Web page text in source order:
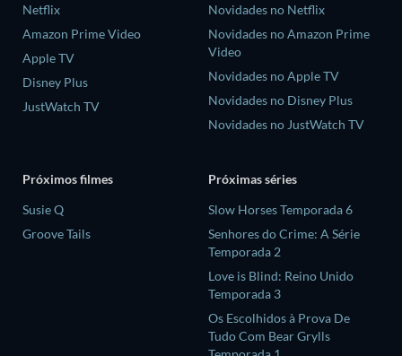
Netflix
Amazon Prime Video
Apple TV
Disney Plus
JustWatch TV
Novidades no Netflix
Novidades no Amazon Prime
Video
Novidades no Apple TV
Novidades no Disney Plus
Novidades no JustWatch TV
Próximos filmes
Susie Q
Groove Tails
Próximas séries
Slow Horses Temporada 6
Senhores do Crime: A Série
Temporada 2
Love is Blind: Reino Unido
Temporada 3
Os Escolhidos à Prova De
Tudo Com Bear Grylls